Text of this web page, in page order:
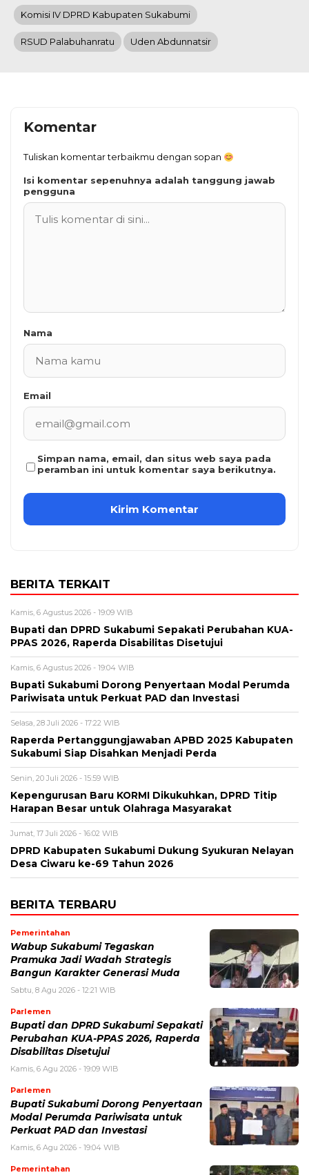
Komisi IV DPRD Kabupaten Sukabumi
RSUD Palabuhanratu Uden Abdunnatsir
Komentar
Tuliskan komentar terbaikmu dengan sopan
Isi komentar sepenuhnya adalah tanggung jawab
pengguna
Nama
Email
Simpan nama, email, dan situs web saya pada
peramban ini untuk komentar saya berikutnya.
BERITA TERKAIT
Kamis, 6 Agustus 2026 - 19:09 WIB
Bupati dan DPRD Sukabumi Sepakati Perubahan KUA-
PPAS 2026, Raperda Disabilitas Disetujui
Kamis, 6 Agustus 2026 - 19:04 WIB
Bupati Sukabumi Dorong Penyertaan Modal Perumda
Pariwisata untuk Perkuat PAD dan Investasi
Selasa, 28 Juli 2026 - 17:22 WIB
Raperda Pertanggungjawaban APBD 2025 Kabupaten
Sukabumi Siap Disahkan Menjadi Perda
Senin, 20 Juli 2026 - 15:59 WIB
Kepengurusan Baru KORMI Dikukuhkan, DPRD Titip
Harapan Besar untuk Olahraga Masyarakat
Jumat, 17 Juli 2026 - 16:02 WIB
DPRD Kabupaten Sukabumi Dukung Syukuran Nelayan
Desa Ciwaru ke-69 Tahun 2026
BERITA TERBARU
Pemerintahan
Wabup Sukabumi Tegaskan
Pramuka Jadi Wadah Strategis
Bangun Karakter Generasi Muda
Sabtu, 8 Agu 2026 - 12:21 WIB
Parlemen
Bupati dan DPRD Sukabumi Sepakati
Perubahan KUA-PPAS 2026, Raperda
Disabilitas Disetujui
Kamis, 6 Agu 2026 - 19:09 WIB
Parlemen
Bupati Sukabumi Dorong Penyertaan
Modal Perumda Pariwisata untuk
Perkuat PAD dan Investasi
Kamis, 6 Agu 2026 - 19:04 WIB
Pemerintahan